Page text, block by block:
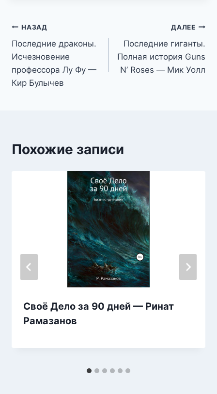
Навигация
по
записям
НАЗАД
Последние драконы.
Исчезновение
профессора Лу Фу —
Кир Булычев
ДАЛЕЕ
Последние гиганты.
Полная история Guns
N’ Roses — Мик Уолл
Похожие записи
Своё Дело за 90 дней — Ринат
Рамазанов